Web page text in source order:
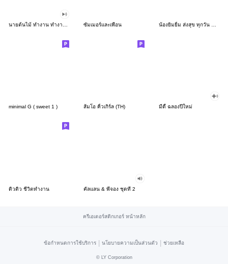
ซัมเมอร์และเพื่อน
minimal G ( sweet 1 ) ส้มโอ คิ้วเกิร์ล (TH) มีดี้ ฉลองปีใหม่
ดิวดิว ชีวิตทำงาน คัลแลน & พี่จอง ชุดที่ 2
ครีเอเตอร์สติกเกอร์ หน้าหลัก
ข้อกำหนดการใช้บริการ | นโยบายความเป็นส่วนตัว | ช่วยเหลือ
© LY Corporation